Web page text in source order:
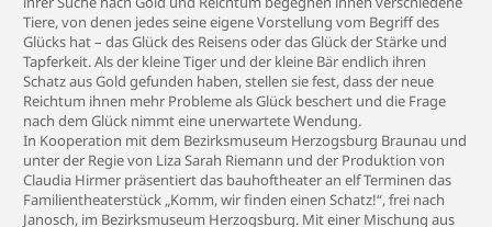
Tiere, von denen jedes seine eigene Vorstellung vom Begriff des
Glücks hat – das Glück des Reisens oder das Glück der Stärke und
Tapferkeit. Als der kleine Tiger und der kleine Bär endlich ihren
Schatz aus Gold gefunden haben, stellen sie fest, dass der neue
Reichtum ihnen mehr Probleme als Glück beschert und die Frage
nach dem Glück nimmt eine unerwartete Wendung.
In Kooperation mit dem Bezirksmuseum Herzogsburg Braunau und
unter der Regie von Liza Sarah Riemann und der Produktion von
Claudia Hirmer präsentiert das bauhoftheater an elf Terminen das
Familientheaterstück „Komm, wir finden einen Schatz!“, frei nach
Janosch, im Bezirksmuseum Herzogsburg. Mit einer Mischung aus